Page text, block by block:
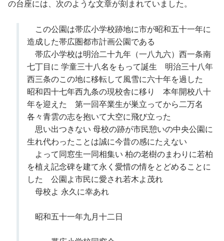
の台座には、次のような文章が刻まれていました。
この公園は帯広小学校跡地に市が昭和五十一年に
造成した帯広圏都市計画公園である
帯広小学校は明治二十九年（一八九六）西一条南
七丁目に 学童三十八名をもって誕生 明治三十八年
西三条のこの地に移転して風雪に六十年を過した
昭和四十七年西九条の現校舎に移り 本年開校八十
年を迎えた 第一回卒業生が巣立ってから二万名
各々青雲の志を抱いて大空に飛び立った
思い出つきない 母校の跡が市民憩いの中央公園に
生れ代わったことは誠に今昔の感にたえない
よって同窓生一同相集い 柏の老樹のまわりに若柏
を植え記念碑を建て永く愛惜の情をとどめることに
した 公園よ市民に愛され若木よ茂れ
母校よ 永久に幸あれ
昭和五十一年九月十二日